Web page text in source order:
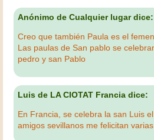
Anónimo de Cualquier lugar dice:
Creo que también Paula es el
Las paulas de San pablo se
pedro y san Pablo
Luis de LA CIOTAT Francia dice:
En Francia, se celebra la san Luis
amigos sevillanos me felicitan